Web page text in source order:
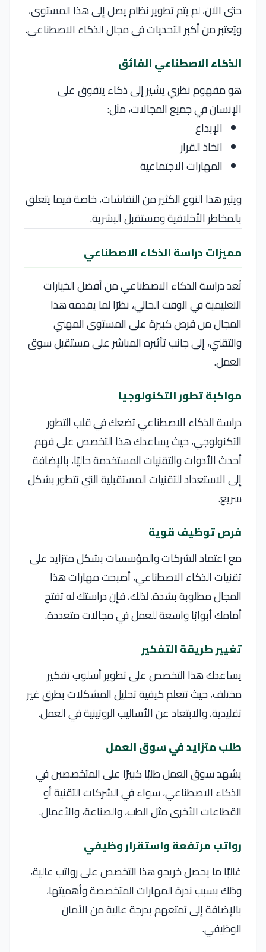
حتى الآن، لم يتم تطوير نظام يصل إلى هذا المستوى،
ويُعتبر من أكبر التحديات في مجال الذكاء الاصطناعي.
الذكاء الاصطناعي الفائق
هو مفهوم نظري يشير إلى ذكاء يتفوق على
الإنسان في جميع المجالات، مثل:
الإبداع
اتخاذ القرار
المهارات الاجتماعية
ويثير هذا النوع الكثير من النقاشات، خاصة فيما يتعلق
بالمخاطر الأخلاقية ومستقبل البشرية.
مميزات دراسة الذكاء الاصطناعي
تُعد دراسة الذكاء الاصطناعي من أفضل الخيارات
التعليمية في الوقت الحالي، نظرًا لما يقدمه هذا
المجال من فرص كبيرة على المستوى المهني
والتقني، إلى جانب تأثيره المباشر على مستقبل سوق
العمل.
مواكبة تطور التكنولوجيا
دراسة الذكاء الاصطناعي تضعك في قلب التطور
التكنولوجي، حيث يساعدك هذا التخصص على فهم
أحدث الأدوات والتقنيات المستخدمة حاليًا، بالإضافة
إلى الاستعداد للتقنيات المستقبلية التي تتطور بشكل
سريع.
فرص توظيف قوية
مع اعتماد الشركات والمؤسسات بشكل متزايد على
تقنيات الذكاء الاصطناعي، أصبحت مهارات هذا
المجال مطلوبة بشدة. لذلك، فإن دراستك له تفتح
أمامك أبوابًا واسعة للعمل في مجالات متعددة.
تغيير طريقة التفكير
يساعدك هذا التخصص على تطوير أسلوب تفكير
مختلف، حيث تتعلم كيفية تحليل المشكلات بطرق غير
تقليدية، والابتعاد عن الأساليب الروتينية في العمل.
طلب متزايد في سوق العمل
يشهد سوق العمل طلبًا كبيرًا على المتخصصين في
الذكاء الاصطناعي، سواء في الشركات التقنية أو
القطاعات الأخرى مثل الطب، والصناعة، والأعمال.
رواتب مرتفعة واستقرار وظيفي
غالبًا ما يحصل خريجو هذا التخصص على رواتب عالية،
وذلك بسبب ندرة المهارات المتخصصة وأهميتها،
بالإضافة إلى تمتعهم بدرجة عالية من الأمان
الوظيفي.